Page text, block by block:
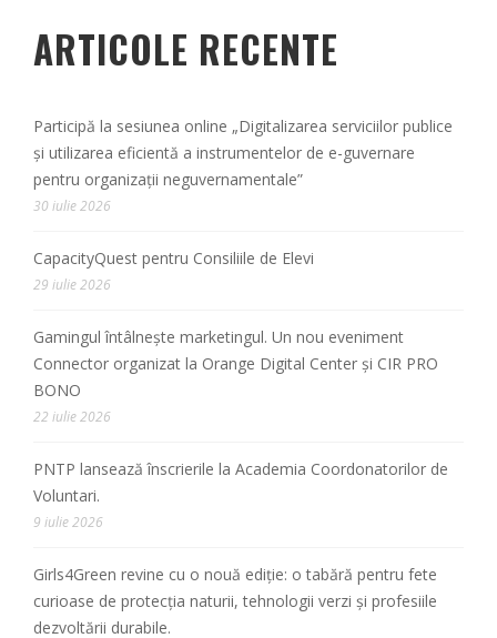
ARTICOLE RECENTE
Participă la sesiunea online „Digitalizarea serviciilor publice
și utilizarea eficientă a instrumentelor de e-guvernare
pentru organizații neguvernamentale”
30 iulie 2026
CapacityQuest pentru Consiliile de Elevi
29 iulie 2026
Gamingul întâlnește marketingul. Un nou eveniment
Connector organizat la Orange Digital Center și CIR PRO
BONO
22 iulie 2026
PNTP lansează înscrierile la Academia Coordonatorilor de
Voluntari.
9 iulie 2026
Girls4Green revine cu o nouă ediție: o tabără pentru fete
curioase de protecția naturii, tehnologii verzi și profesiile
dezvoltării durabile.